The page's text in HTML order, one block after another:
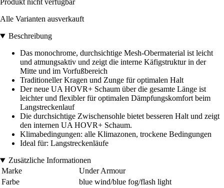
Produkt nicht verfügbar
Alle Varianten ausverkauft
Beschreibung
Das monochrome, durchsichtige Mesh-Obermaterial ist leicht
und atmungsaktiv und zeigt die interne Käfigstruktur in der
Mitte und im Vorfußbereich
Traditioneller Kragen und Zunge für optimalen Halt
Der neue UA HOVR+ Schaum über die gesamte Länge ist
leichter und flexibler für optimalen Dämpfungskomfort beim
Langstreckenlauf
Die durchsichtige Zwischensohle bietet besseren Halt und zeigt
den internen UA HOVR+ Schaum.
Klimabedingungen: alle Klimazonen, trockene Bedingungen
Ideal für: Langstreckenläufe
Zusätzliche Informationen
Marke
Under Armour
Farbe
blue wind/blue fog/flash light